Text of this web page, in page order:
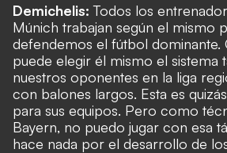
Demichelis:Todos los
Múnich trabajan según el mismo
defendemos el fútbol dominante.
puede elegir él mismo el sistema
nuestros oponentes en la liga
con balones largos. Esta es
para sus equipos. Pero como
Bayern, no puedo jugar con esa
hace nada por el desarrollo de